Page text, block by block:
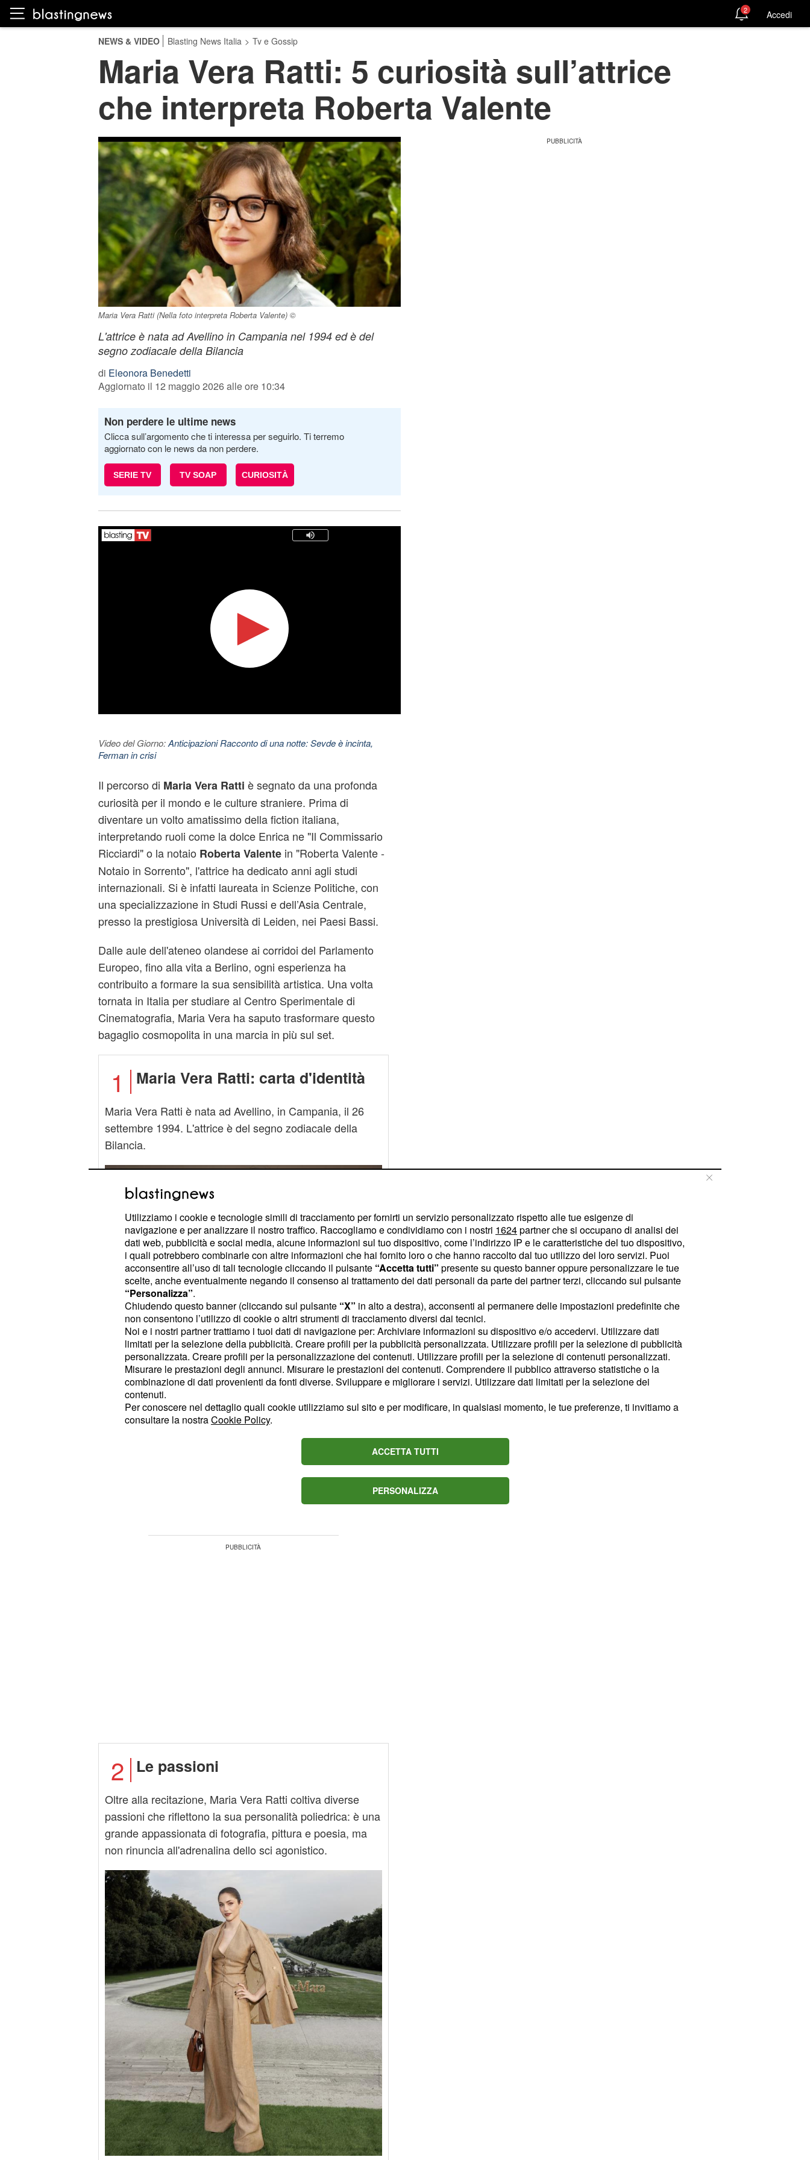
2 Accedi
NEWS & VIDEO Blasting News Italia > Tv e Gossip
Maria Vera Ratti: 5 curiosità sull’attrice
che interpreta Roberta Valente
Maria Vera Ratti (Nella foto interpreta Roberta Valente) ©
L'attrice è nata ad Avellino in Campania nel 1994 ed è del
segno zodiacale della Bilancia
di Eleonora Benedetti
Aggiornato il 12 maggio 2026 alle ore 10:34
Non perdere le ultime news
Clicca sull’argomento che ti interessa per seguirlo. Ti terremo
aggiornato con le news da non perdere.
SERIE TV TV SOAP CURIOSITÀ
Video del Giorno:Anticipazioni Racconto di una notte: Sevde è incinta,
Ferman in crisi
Il percorso di Maria Vera Ratti è segnato da una profonda
curiosità per il mondo e le culture straniere. Prima di
diventare un volto amatissimo della fiction italiana,
interpretando ruoli come la dolce Enrica ne "Il Commissario
Ricciardi" o la notaio Roberta Valentein "Roberta Valente -
Notaio in Sorrento", l'attrice ha dedicato anni agli studi
internazionali. Si è infatti laureata in Scienze Politiche, con
una specializzazione in Studi Russi e dell’Asia Centrale,
presso la prestigiosa Università di Leiden, nei Paesi Bassi.
Dalle aule dell'ateneo olandese ai corridoi del Parlamento
Europeo, fino alla vita a Berlino, ogni esperienza ha
contribuito a formare la sua sensibilità artistica. Una volta
tornata in Italia per studiare al Centro Sperimentale di
Cinematografia, Maria Vera ha saputo trasformare questo
bagaglio cosmopolita in una marcia in più sul set.
1 Maria Vera Ratti: carta d'identità
Maria Vera Ratti è nata ad Avellino, in Campania, il 26
settembre 1994. L'attrice è del segno zodiacale della
Bilancia.
2 Le passioni
Oltre alla recitazione, Maria Vera Ratti coltiva diverse
passioni che riflettono la sua personalità poliedrica: è una
grande appassionata di fotografia, pittura e poesia, ma
non rinuncia all'adrenalina dello sci agonistico.
Utilizziamo i cookie e tecnologie simili di tracciamento per fornirti un servizio personalizzato rispetto alle tue esigenze di
navigazione e per analizzare il nostro traffico. Raccogliamo e condividiamo con i nostri 1624partner che si occupano di analisi dei
dati web, pubblicità e social media, alcune informazioni sul tuo dispositivo, come l’indirizzo IP e le caratteristiche del tuo dispositivo,
i quali potrebbero combinarle con altre informazioni che hai fornito loro o che hanno raccolto dal tuo utilizzo dei loro servizi. Puoi
acconsentire all’uso di tali tecnologie cliccando il pulsante “Accetta tutti” presente su questo banner oppure personalizzare le tue
scelte, anche eventualmente negando il consenso al trattamento dei dati personali da parte dei partner terzi, cliccando sul pulsante
“Personalizza”.
Chiudendo questo banner (cliccando sul pulsante “X” in alto a destra), acconsenti al permanere delle impostazioni predefinite che
non consentono l’utilizzo di cookie o altri strumenti di tracciamento diversi dai tecnici.
Noi e i nostri partner trattiamo i tuoi dati di navigazione per: Archiviare informazioni su dispositivo e/o accedervi. Utilizzare dati
limitati per la selezione della pubblicità. Creare profili per la pubblicità personalizzata. Utilizzare profili per la selezione di pubblicità
personalizzata. Creare profili per la personalizzazione dei contenuti. Utilizzare profili per la selezione di contenuti personalizzati.
Misurare le prestazioni degli annunci. Misurare le prestazioni dei contenuti. Comprendere il pubblico attraverso statistiche o la
combinazione di dati provenienti da fonti diverse. Sviluppare e migliorare i servizi. Utilizzare dati limitati per la selezione dei
contenuti.
Per conoscere nel dettaglio quali cookie utilizziamo sul sito e per modificare, in qualsiasi momento, le tue preferenze, ti invitiamo a
consultare la nostraCookie Policy.
ACCETTA TUTTI
PERSONALIZZA